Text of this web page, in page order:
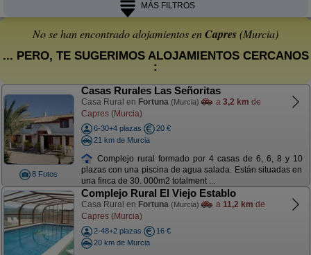
MÁS FILTROS
No se han encontrado alojamientos enCapres(Murcia)
... PERO, TE SUGERIMOS ALOJAMIENTOS CERCANOS
:
8 Fotos
Casas Rurales Las Señoritas
Casa Rural en Fortuna (Murcia) a 3,2 km de
Capres (Murcia)
6-30+4 plazas
20 €
21 km de Murcia
Complejo rural formado por 4 casas de 6, 6, 8 y 10
plazas con una piscina de agua salada. Están situadas en
una finca de 30. 000m2 totalment ...
Complejo Rural El Viejo Establo
Casa Rural en Fortuna (Murcia) a 11,2 km de
Capres (Murcia)
2-48+2 plazas
16 €
20 km de Murcia